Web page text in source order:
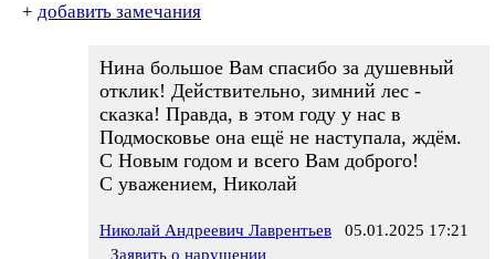
+ добавить замечания
Нина большое Вам спасибо за душевный
отклик! Действительно, зимний лес -
сказка! Правда, в этом году у нас в
Подмосковье она ещё не наступала, ждём.
С Новым годом и всего Вам доброго!
С уважением, Николай
Николай Андреевич Лаврентьев 05.01.2025 17:21
Заявить о нарушении